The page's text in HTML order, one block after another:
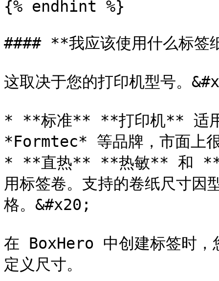
{% endhint %}
#### **我应该使用什么标签
这取决于您的打印机型号。
* **标准** **打印机** 适
*Formtec* 等品牌，市面上
* **直热** **热敏** 和
用标签卷。支持的卷纸尺寸因
格。&#x20;
在 BoxHero 中创建标签时，
定义尺寸。